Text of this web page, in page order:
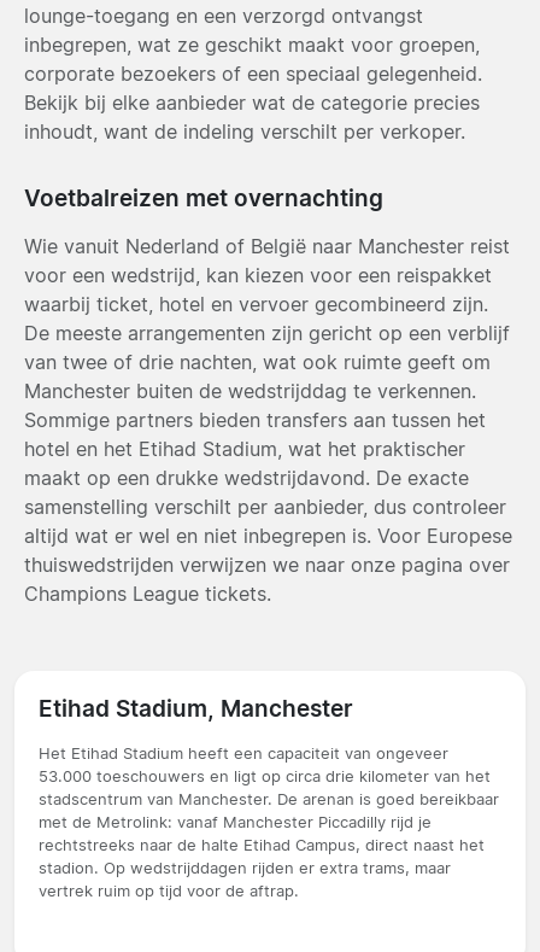
lounge-toegang en een verzorgd ontvangst
inbegrepen, wat ze geschikt maakt voor groepen,
corporate bezoekers of een speciaal gelegenheid.
Bekijk bij elke aanbieder wat de categorie precies
inhoudt, want de indeling verschilt per verkoper.
Voetbalreizen met overnachting
Wie vanuit Nederland of België naar Manchester reist
voor een wedstrijd, kan kiezen voor een reispakket
waarbij ticket, hotel en vervoer gecombineerd zijn.
De meeste arrangementen zijn gericht op een verblijf
van twee of drie nachten, wat ook ruimte geeft om
Manchester buiten de wedstrijddag te verkennen.
Sommige partners bieden transfers aan tussen het
hotel en het Etihad Stadium, wat het praktischer
maakt op een drukke wedstrijdavond. De exacte
samenstelling verschilt per aanbieder, dus controleer
altijd wat er wel en niet inbegrepen is. Voor Europese
thuiswedstrijden verwijzen we naar onze pagina over
Champions League tickets.
Etihad Stadium, Manchester
Het Etihad Stadium heeft een capaciteit van ongeveer
53.000 toeschouwers en ligt op circa drie kilometer van het
stadscentrum van Manchester. De arenan is goed bereikbaar
met de Metrolink: vanaf Manchester Piccadilly rijd je
rechtstreeks naar de halte Etihad Campus, direct naast het
stadion. Op wedstrijddagen rijden er extra trams, maar
vertrek ruim op tijd voor de aftrap.